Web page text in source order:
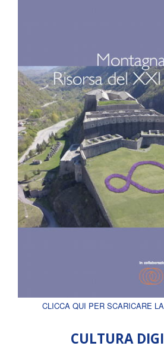
CLICCA QUI PER SCARICARE
CULTURA